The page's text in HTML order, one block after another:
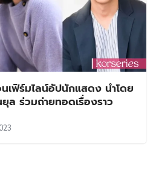
เฟิร์มไลน์อัปนักแสดง นำโดย
ร่วมถ่ายทอดเรื่องราว